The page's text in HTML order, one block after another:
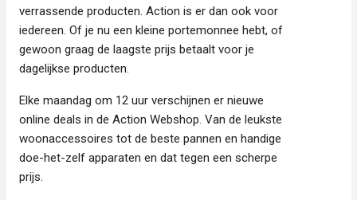
verrassende producten. Action is er dan ook voor
iedereen. Of je nu een kleine portemonnee hebt, of
gewoon graag de laagste prijs betaalt voor je
dagelijkse producten.
Elke maandag om 12 uur verschijnen er nieuwe
online deals in de Action Webshop. Van de leukste
woonaccessoires tot de beste pannen en handige
doe-het-zelf apparaten en dat tegen een scherpe
prijs.